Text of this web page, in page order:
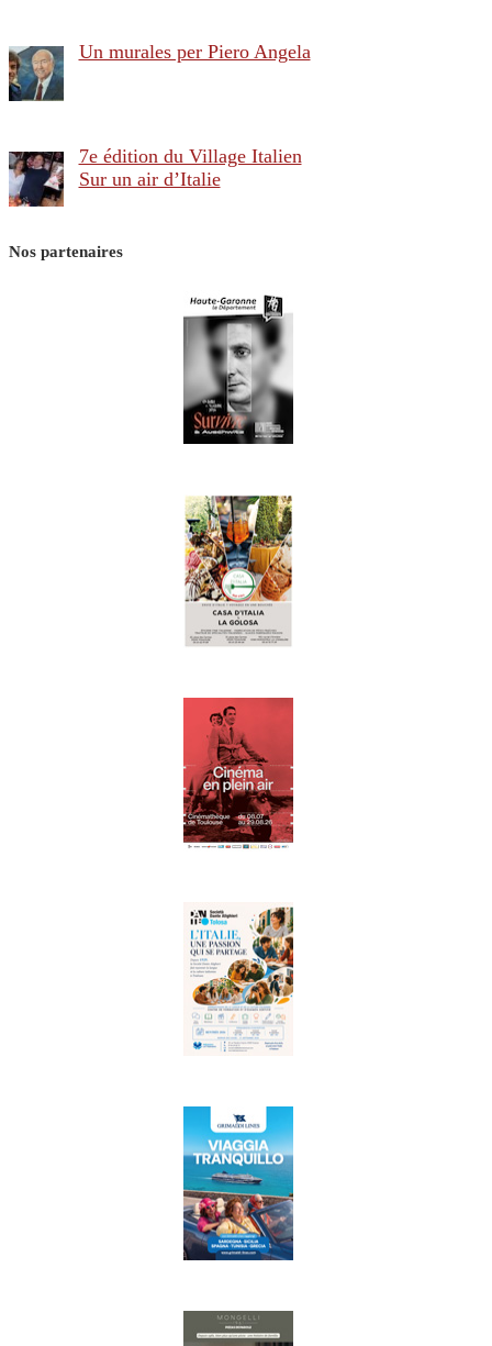
Un murales per Piero Angela
7e édition du Village Italien
Sur un air d’Italie
Nos partenaires